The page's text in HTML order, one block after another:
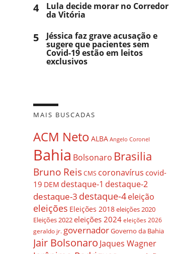
4 Lula decide morar no Corredor
da Vitória
5 Jéssica faz grave acusação e
sugere que pacientes sem
Covid-19 estão em leitos
exclusivos
MAIS BUSCADAS
ACM Neto ALBA Angelo Coronel
Bahia Bolsonaro Brasilia
Bruno ReisCMS coronavírus covid-
19 DEM destaque-1 destaque-2
destaque-3 destaque-4eleição
eleições Eleições 2018eleições 2020
Eleições 2022eleições 2024 eleições 2026
geraldo jr. governadorGoverno da Bahia
Jair Bolsonaro Jaques Wagner